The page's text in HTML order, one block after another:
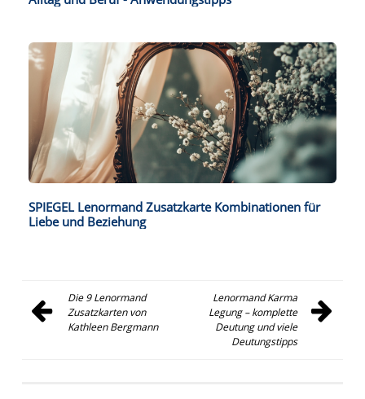
SPIEGEL Lenormand Zusatzkarte Kombinationen für
Liebe und Beziehung
Beitragsnavigation
Die 9 Lenormand
Zusatzkarten von
Kathleen Bergmann
Lenormand Karma
Legung – komplette
Deutung und viele
Deutungstipps